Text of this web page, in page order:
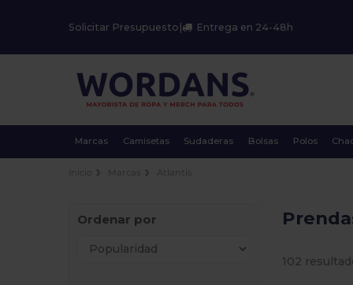
Solicitar Presupuesto Entrega en 24-48h
Marcas Camisetas Sudaderas Bolsas Polos
Ordenar por
102